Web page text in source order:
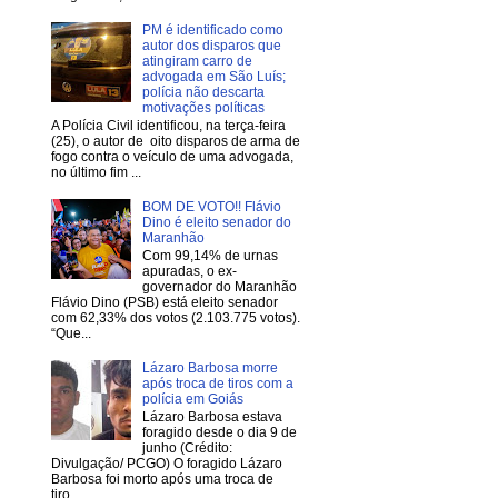
PM é identificado como
autor dos disparos que
atingiram carro de
advogada em São Luís;
polícia não descarta
motivações políticas
A Polícia Civil identificou, na terça-feira
(25), o autor de oito disparos de arma de
fogo contra o veículo de uma advogada,
no último fim ...
BOM DE VOTO!! Flávio
Dino é eleito senador do
Maranhão
Com 99,14% de urnas
apuradas, o ex-
governador do Maranhão
Flávio Dino (PSB) está eleito senador
com 62,33% dos votos (2.103.775 votos).
“Que...
Lázaro Barbosa morre
após troca de tiros com a
polícia em Goiás
Lázaro Barbosa estava
foragido desde o dia 9 de
junho (Crédito:
Divulgação/ PCGO) O foragido Lázaro
Barbosa foi morto após uma troca de